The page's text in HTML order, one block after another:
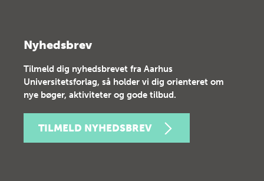
Nyhedsbrev
Tilmeld dig nyhedsbrevet fra Aarhus
Universitetsforlag, så holder vi dig orienteret om
nye bøger, aktiviteter og gode tilbud.
TILMELD NYHEDSBREV